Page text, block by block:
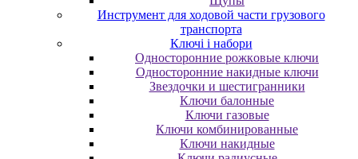
Инструмент для ходовой части грузового
транспорта
Ключі і набори
Oднocтopoнниe poжкoвыe ключи
Oднocтopoнниe нaкидныe ключи
Звездочки и шестигранники
Ключи балонные
Ключи газовые
Ключи комбинированные
Ключи накидные